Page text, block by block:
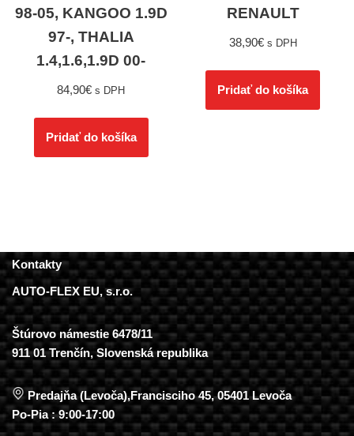
98-05, KANGOO 1.9D
97-, THALIA
1.4,1.6,1.9D 00-
84,90€ s DPH
Pridať do košíka
RENAULT
38,90€ s DPH
Pridať do košíka
Kontakty
AUTO-FLEX EU, s.r.o.
Štúrovo námestie 6478/11
911 01 Trenčín, Slovenská republika
Predajňa (Levoča),Francisciho 45, 05401 Levoča
Po-Pia : 9:00-17:00